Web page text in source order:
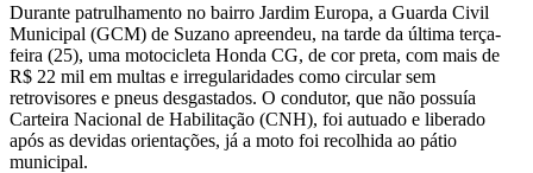
Durante patrulhamento no bairro Jardim Europa, a Guarda Civil
Municipal (GCM) de Suzano apreendeu, na tarde da última terça-
feira (25), uma motocicleta Honda CG, de cor preta, com mais de
R$ 22 mil em multas e irregularidades como circular sem
retrovisores e pneus desgastados. O condutor, que não possuía
Carteira Nacional de Habilitação (CNH), foi autuado e liberado
após as devidas orientações, já a moto foi recolhida ao pátio
municipal.